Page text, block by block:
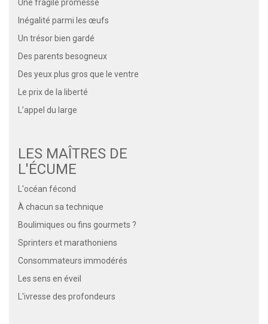
Une fragile promesse
Inégalité parmi les œufs
Un trésor bien gardé
Des parents besogneux
Des yeux plus gros que le ventre
Le prix de la liberté
L’appel du large
LES MAÎTRES DE
L'ÉCUME
L'océan fécond
À chacun sa technique
Boulimiques ou fins gourmets ?
Sprinters et marathoniens
Consommateurs immodérés
Les sens en éveil
L'ivresse des profondeurs